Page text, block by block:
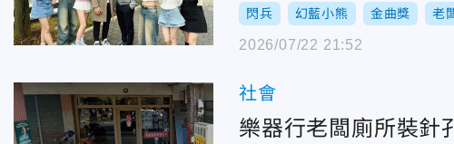
閃兵 幻藍小熊 金曲獎 老
2026/07/22 21:52
社會
樂器行老闆廁所裝針